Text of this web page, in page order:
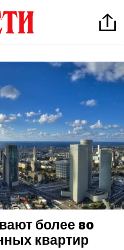
более 80
квартир